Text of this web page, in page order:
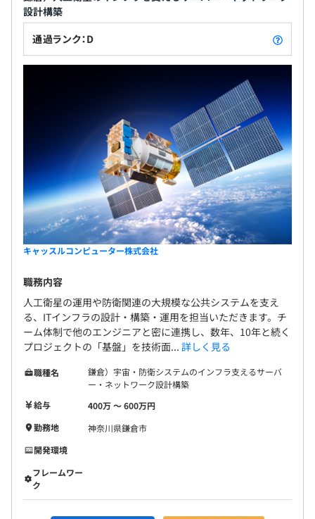
賞与：年2回
※利益賞与あり／業績により支給
無期雇用
設計構築
通過ランク：D
キャッスルコンピューター株式会社
職務内容
人工衛星の運用や防衛関連の大規模な公共システムを支え
る、ITインフラの設計・構築・運用を担当いただきます。チ
ーム体制で他のエンジニアと密に連携し、数年、10年と続く
プロジェクトの「基盤」を技術面... 詳しく見る
職種名
鎌倉）宇宙・防衛システムのインフラ支えるサーバ
ー・ネットワーク設計構築
給与
400万 〜 600万円
勤務地
神奈川県鎌倉市
開発環境
フレームワー
ク